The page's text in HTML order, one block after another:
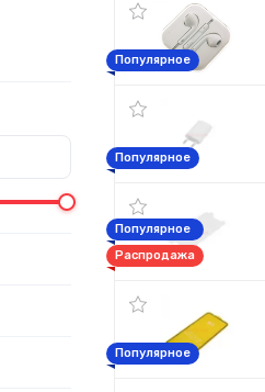
Популярное
Популярное
Популярное
Распродажа
Популярное